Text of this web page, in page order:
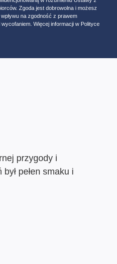
Zgoda jest dobrowolna i możesz
na zgodność z prawem
Więcej informacji w Polityce
przygody i
pełen smaku i